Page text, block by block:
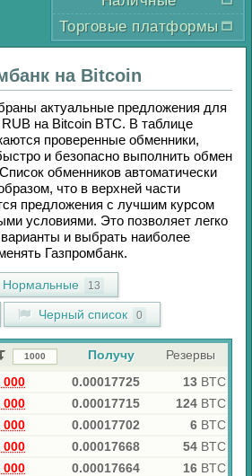
Торговые платформы
на Bitcoin
актуальные предложения для
RUB на Bitcoin BTC. В таблице
проверенные обменники,
и безопасно выполнить обмен
обменников автоматически
что в верхней части
предложения с лучшим курсом
условиями. Это позволяет легко
и выбрать наиболее
Газпромбанк.
Нормальные 13
Черный список 0
Получу
Резервы
000 0.00017725 13 BTC
000 0.00017715 124 BTC
000 0.00017702 6 BTC
000 0.00017668 54 BTC
000 0.00017664 16 BTC